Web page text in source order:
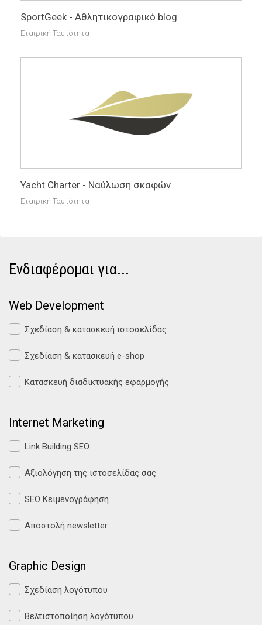
SportGeek - Αθλητικογραφικό blog
Εταιρική Ταυτότητα
Yacht Charter - Ναύλωση σκαφών
Εταιρική Ταυτότητα
Ενδιαφέρομαι για...
Web Development
Σχεδίαση & κατασκευή ιστοσελίδας
Σχεδίαση & κατασκευή e-shop
Κατασκευή διαδικτυακής εφαρμογής
Internet Marketing
Link Building SEO
Αξιολόγηση της ιστοσελίδας σας
SEO Κειμενογράφηση
Αποστολή newsletter
Graphic Design
Σχεδίαση λογότυπου
Βελτιστοποίηση λογότυπου